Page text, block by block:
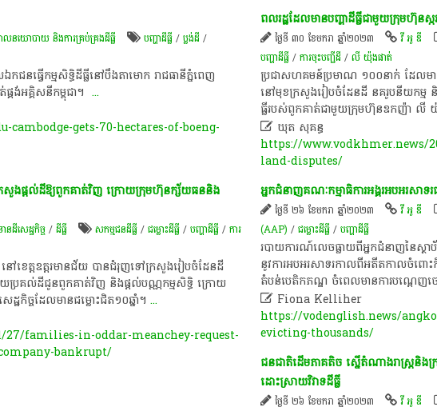
នយោបាយ និង​ការគ្រប់គ្រង​ដីធ្លី បញ្ហា​ដី​ធ្លី​/ប្លង់ដី/
ឯកជន​ធ្វើ​កម្មសិទ្ធិ​ដីធ្លី​នៅ​បឹង​តា​មោក​ រាជធានី​ភ្នំពេញ​
ង់​អគ្គិសនី​កម្ពុជា​។​ ...
gets-70-hectares-of-boeng-
ពលរដ្ឋដែលមានបញ្ហាដីធ្លីជាមួយក្រុមហ៊ុនស្
ថ្ងៃទី ៣០ ខែមករា ឆ្នាំ២០២៣ វី អូ ឌី
បញ្ហា​ដី​ធ្លី​/ការចុះបញ្ជីដី/លី យ៉ុងផាត់
ប្រជា​សហគមន៍ប្រមាណ ១០០នាក់ ​​ដែលមា
នៅមុខក្រសួងរៀបចំដែនដី នគរូបនីយកម្ម
ធ្លីរបស់ពួកគាត់​ជាមួយក្រុមហ៊ុនឧកញ៉ា លី
 ឃុត សុគន្ធ
https://www.vodkhmer.news/
land-disputes/
ក្រសួងផ្ដល់ដីឱ្យពួកគាត់វិញ ក្រោយក្រុមហ៊ុនក្ស័យធននិង
នដីសេដ្ឋកិច្ច/ដីធ្លី សកម្មជន​ដីធ្លី​/ជម្លោះ​ដីធ្លី/បញ្ហា​ដី​ធ្លី​/ការ
ៅ​ខេត្ត​ឧត្ដរមាន​ជ័យ បាន​ជំរុញ​ទៅ​ក្រសួង​រៀបចំ​ដែន​ដី
រគល់ដី​ជូន​ពួកគាត់វិញ និងផ្តល់បណ្ណកម្មសិទ្ធិ​​ ក្រោយ​
កិច្ចដែលមានជម្លោះ​​ជិត​១០ឆ្នាំ។ ...
families-in-oddar-meanchey-request-
bankrupt/
អ្នកជំនាញ​គណៈកម្មាធិការ​អង្គរ​អបអរសា
ថ្ងៃទី ២៦ ខែមករា ឆ្នាំ២០២៣ វី អូ ឌី
(AAP) /ជម្លោះ​ដីធ្លី/បញ្ហា​ដី​ធ្លី​
របាយការណ៍​លេច​ធ្លាយ​ពី​អ្នកជំនាញ​នៃ​ស្ថា
នូវ​ការ​អបអរសាទរ​កាលពី​អតីតកាល​ចំពោះ​កិ
តំបន់​បេតិកភណ្ឌ​ ចំ​ពេល​មានការ​បណ្តេញ
 Fiona Kelliher
https://vodenglish.news/
evicting-thousands/
ជនជាតិដើមភាគតិច ស្នើតំណាងរាស្ត្រនិ
ដោះស្រាយវិវាទដីធ្លី
ថ្ងៃទី ២៦ ខែមករា ឆ្នាំ២០២៣ វី អូ ឌី